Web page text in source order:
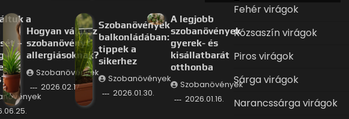
a
–
Hogyan válassz
szobanövényt
allergiásoknak?
Szobanövények
2026.02.17.
Szobanövények
balkonládában:
tippek a
sikerhez
Szobanövények
2026.01.30.
A legjobb
szobanövények
gyerek- és
kisállatbarát
otthonba
Szobanövények
2026.01.16.
Fehér virágok
Rózsaszín virágok
Piros virágok
Sárga virágok
Narancssárga virágok